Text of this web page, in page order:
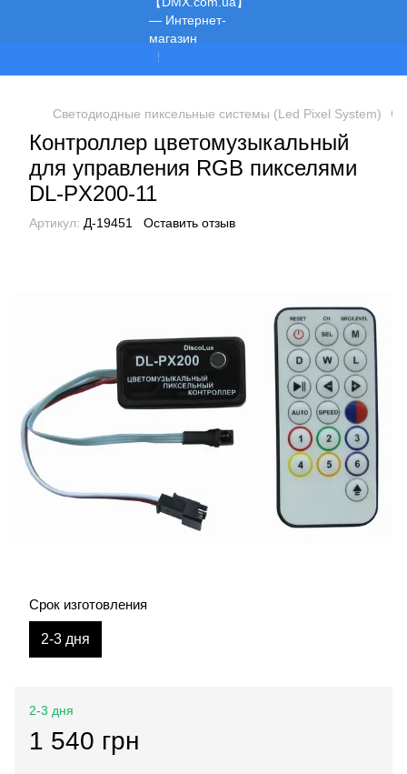
Светодиодные пиксельные системы (Led Pixel System)
Контроллер цветомузыкальный
для управления RGB пикселями
DL-PX200-11
Артикул: Д-19451 Оставить отзыв
Срок изготовления
2-3 дня
2-3 дня
1 540 грн